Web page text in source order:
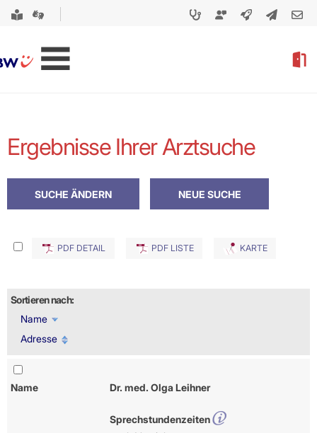
Ergebnisse Ihrer Arztsuche
PDF DETAIL PDF LISTE KARTE
Sortieren nach:
Name
Adresse
Name Dr. med. Olga Leihner
Sprechstundenzeiten